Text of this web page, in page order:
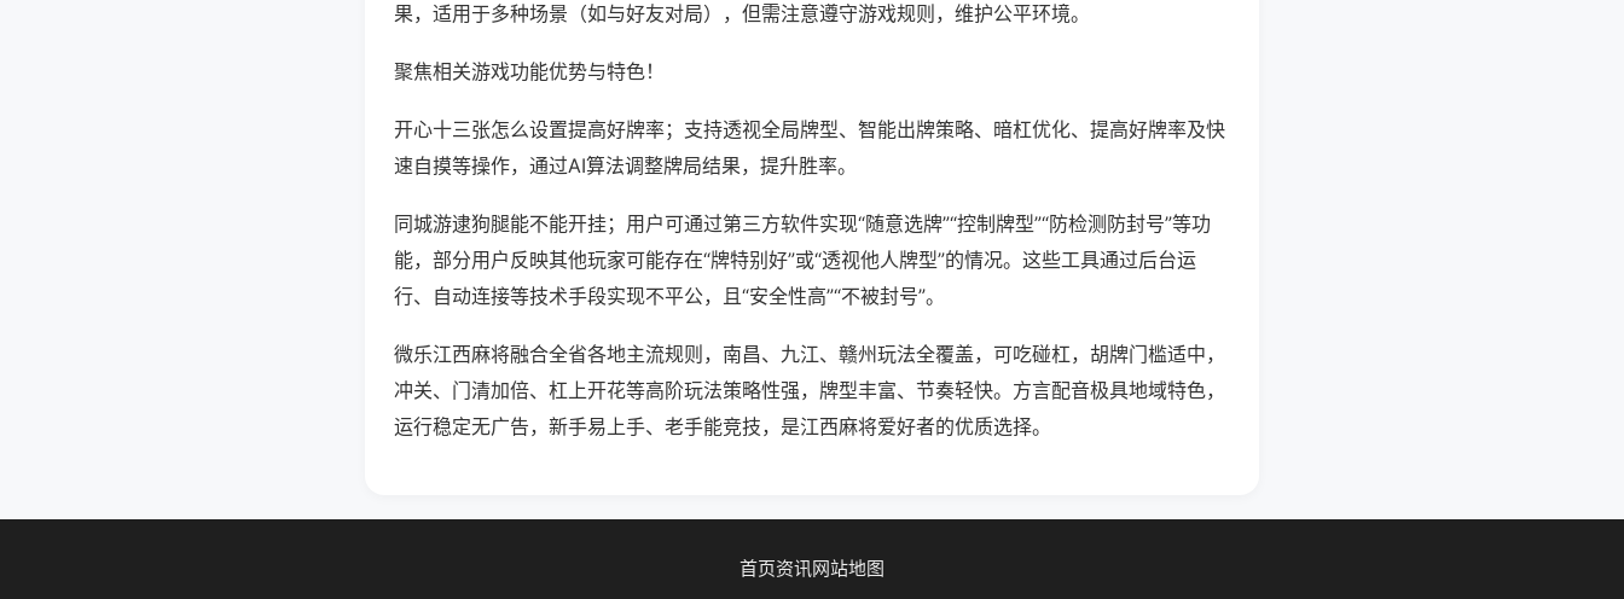
果，适用于多种场景（如与好友对局），但需注意遵守游戏规则，维护公平环境。
聚焦相关游戏功能优势与特色！
开心十三张怎么设置提高好牌率；支持透视全局牌型、智能出牌策略、暗杠优化、提高好牌率及快
速自摸等操作，通过AI算法调整牌局结果，提升胜率。
同城游逮狗腿能不能开挂；用户可通过第三方软件实现“随意选牌”“控制牌型”“防检测防封号”等功
能，部分用户反映其他玩家可能存在“牌特别好”或“透视他人牌型”的情况。这些工具通过后台运
行、自动连接等技术手段实现不平公，且“安全性高”“不被封号”。
微乐江西麻将融合全省各地主流规则，南昌、九江、赣州玩法全覆盖，可吃碰杠，胡牌门槛适中，
冲关、门清加倍、杠上开花等高阶玩法策略性强，牌型丰富、节奏轻快。方言配音极具地域特色，
运行稳定无广告，新手易上手、老手能竞技，是江西麻将爱好者的优质选择。
首页资讯网站地图